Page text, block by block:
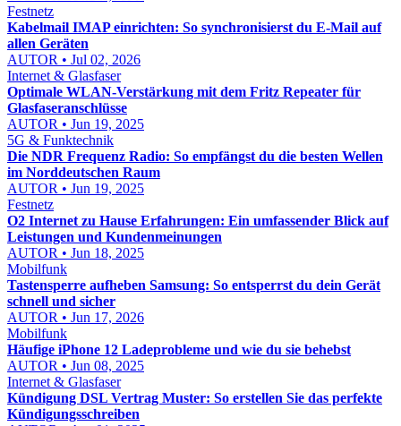
Festnetz
Kabelmail IMAP einrichten: So synchronisierst du E-Mail auf
allen Geräten
AUTOR • Jul 02, 2026
Internet & Glasfaser
Optimale WLAN-Verstärkung mit dem Fritz Repeater für
Glasfaseranschlüsse
AUTOR • Jun 19, 2025
5G & Funktechnik
Die NDR Frequenz Radio: So empfängst du die besten Wellen
im Norddeutschen Raum
AUTOR • Jun 19, 2025
Festnetz
O2 Internet zu Hause Erfahrungen: Ein umfassender Blick auf
Leistungen und Kundenmeinungen
AUTOR • Jun 18, 2025
Mobilfunk
Tastensperre aufheben Samsung: So entsperrst du dein Gerät
schnell und sicher
AUTOR • Jun 17, 2026
Mobilfunk
Häufige iPhone 12 Ladeprobleme und wie du sie behebst
AUTOR • Jun 08, 2025
Internet & Glasfaser
Kündigung DSL Vertrag Muster: So erstellen Sie das perfekte
Kündigungsschreiben